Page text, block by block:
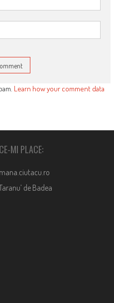
Learn how your comment data
CE-MI PLACE:
mana.ciutacu.ro
de Badea